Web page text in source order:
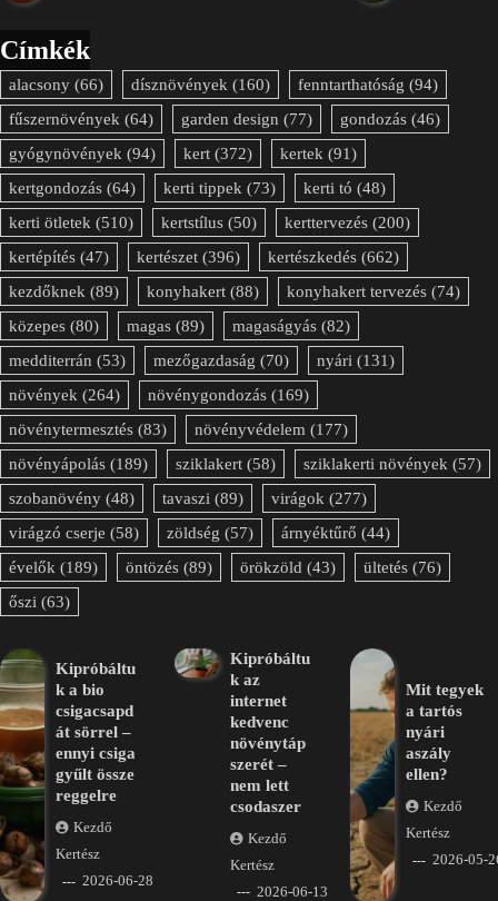
Címkék
alacsony (66) dísznövények (160) fenntarthatóság (94)
fűszernövények (64) garden design (77) gondozás (46)
gyógynövények (94) kert (372) kertek (91)
kertgondozás (64) kerti tippek (73) kerti tó (48)
kerti ötletek (510) kertstílus (50) kerttervezés (200)
kertépítés (47) kertészet (396) kertészkedés (662)
kezdőknek (89) konyhakert (88) konyhakert tervezés (74)
közepes (80) magas (89) magaságyás (82)
medditerrán (53) mezőgazdaság (70) nyári (131)
növények (264) növénygondozás (169)
növénytermesztés (83) növényvédelem (177)
növényápolás (189) sziklakert (58) sziklakerti növények (57)
szobanövény (48) tavaszi (89) virágok (277)
virágzó cserje (58) zöldség (57) árnyéktűrő (44)
évelők (189) öntözés (89) örökzöld (43) ültetés (76)
őszi (63)
Kipróbáltu
k a bio
csigacsapd
át sörrel –
ennyi csiga
gyűlt össze
reggelre
Kezdő
Kertész
2026-06-28
Kipróbáltu
k az
internet
kedvenc
növénytáp
szerét –
nem lett
csodaszer
Kezdő
Kertész
2026-06-13
Mit tegyek
a tartós
nyári
aszály
ellen?
Kezdő
Kertész
2026-05-